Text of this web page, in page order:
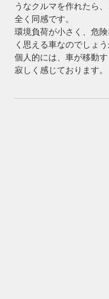
うなクルマを作れたら
全く同感です。
環境負荷が小さく、危
く思える車なのでしょう
個人的には、車が移動
寂しく感じております。